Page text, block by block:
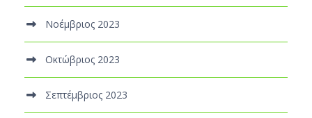
Νοέμβριος 2023
Οκτώβριος 2023
Σεπτέμβριος 2023